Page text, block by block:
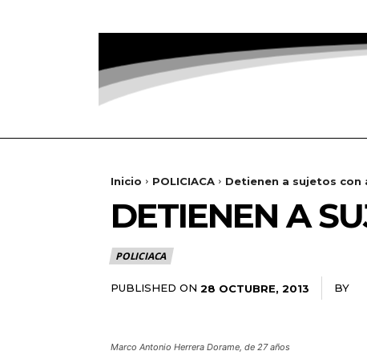
Inicio POLICIACA Detienen a sujetos con
DETIENEN A
POLICIACA
PUBLISHED ON 28 OCTUBRE, 2013 BY
Marco Antonio Herrera Dorame, de 27 años